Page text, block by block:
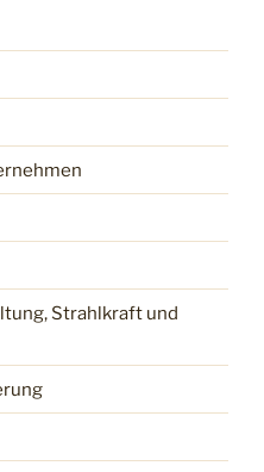
Strahlkraft und